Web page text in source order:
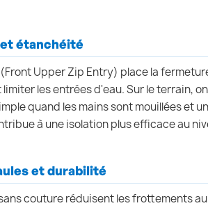
étanchéité
(Front Upper Zip Entry) place la
les entrées d'eau. Sur le terrain,
quand les mains sont mouillées et
à une isolation plus efficace au
et durabilité
couture réduisent les frottements